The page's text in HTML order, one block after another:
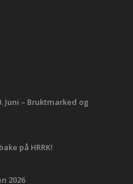
Juni – Bruktmarked og
på HRRK!
2026